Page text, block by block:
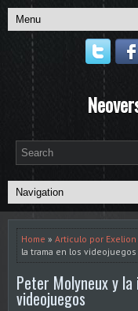
Home » Articulo por Exelion
la trama en los videojuegos
Peter Molyneux y
videojuegos